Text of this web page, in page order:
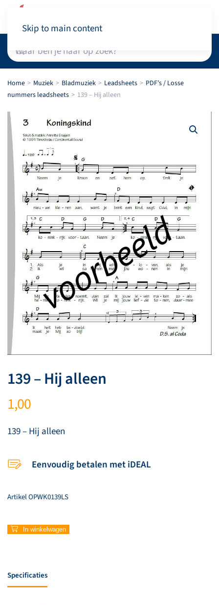
Skip to main content
Home Muziek Bladmuziek Leadsheets
PDF’s / Losse
nummers leadsheets
139 – Hij alleen
139 – Hij alleen
1,00
139 – Hij alleen
Eenvoudig betalen met iDEAL
ArtikelOPWK0139LS
139
–
aantal
In winkelwagen
Specificaties